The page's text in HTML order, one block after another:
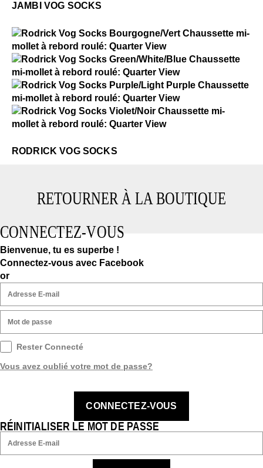
JAMBI VOG SOCKS
Rodrick Vog Socks
Rodrick Vog Socks
Rodrick Vog Socks
RODRICK VOG SOCKS
RETOURNER À LA BOUTIQUE
CONNECTEZ-VOUS
Bienvenue, tu es superbe !
Connectez-vous avec Facebook
or
Rester Connecté
Vous avez oublié votre mot de passe?
CONNECTEZ-VOUS
RÉINITIALISER LE MOT DE PASSE